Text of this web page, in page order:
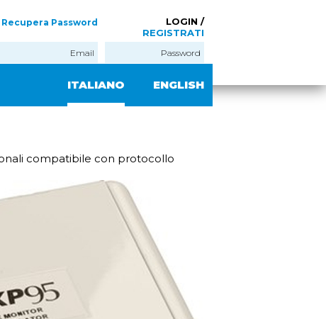
LOGIN /
REGISTRATI
Recupera Password
ENGLISH
ITALIANO
compatibile con protocollo